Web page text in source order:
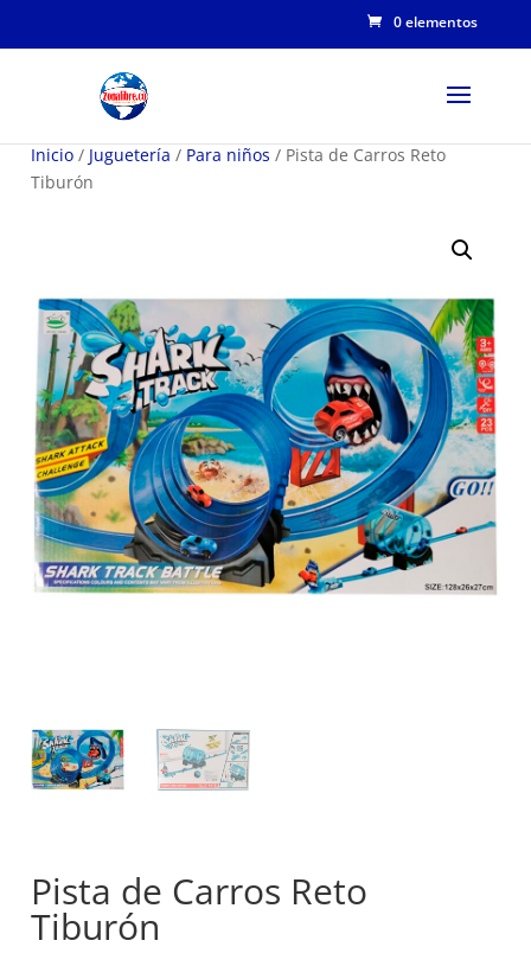
0 elementos
Inicio / Juguetería / Para niños / Pista de Carros Reto
Tiburón
Pista de Carros Reto
Tiburón